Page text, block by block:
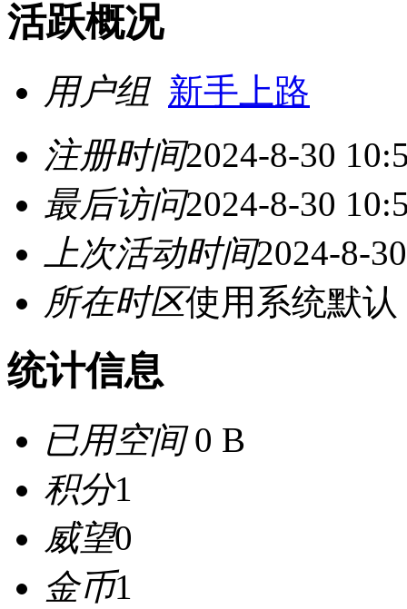
活跃概况
用户组 新手上路
注册时间2024-8-30
最后访问2024-8-30
上次活动时间2024-8-
所在时区使用系统默认
统计信息
已用空间0 B
积分1
威望0
金币1